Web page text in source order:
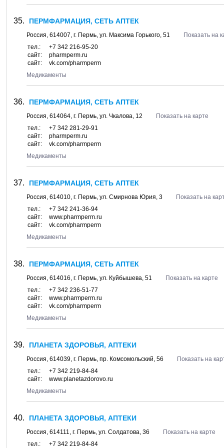
ПЕРМФАРМАЦИЯ, СЕТЬ АПТЕК
Россия, 614007, г. Пермь, ул. Максима Горького, 51
Показать на
тел.:
+7 342 216-95-20
сайт:
pharmperm.ru
сайт:
vk.com/pharmperm
Медикаменты
ПЕРМФАРМАЦИЯ, СЕТЬ АПТЕК
Россия, 614064, г. Пермь, ул. Чкалова, 12
Показать на карте
тел.:
+7 342 281-29-91
сайт:
pharmperm.ru
сайт:
vk.com/pharmperm
Медикаменты
ПЕРМФАРМАЦИЯ, СЕТЬ АПТЕК
Россия, 614010, г. Пермь, ул. Смирнова Юрия, 3
Показать на
тел.:
+7 342 241-36-94
сайт:
www.pharmperm.ru
сайт:
vk.com/pharmperm
Медикаменты
ПЕРМФАРМАЦИЯ, СЕТЬ АПТЕК
Россия, 614016, г. Пермь, ул. Куйбышева, 51
Показать на карте
тел.:
+7 342 236-51-77
сайт:
www.pharmperm.ru
сайт:
vk.com/pharmperm
Медикаменты
ПЛАНЕТА ЗДОРОВЬЯ, АПТЕКИ
Россия, 614039, г. Пермь, пр. Комсомольский, 56
Показать на
тел.:
+7 342 219-84-84
сайт:
www.planetazdorovo.ru
Медикаменты
ПЛАНЕТА ЗДОРОВЬЯ, АПТЕКИ
Россия, 614111, г. Пермь, ул. Солдатова, 36
Показать на карте
тел.:
+7 342 219-84-84